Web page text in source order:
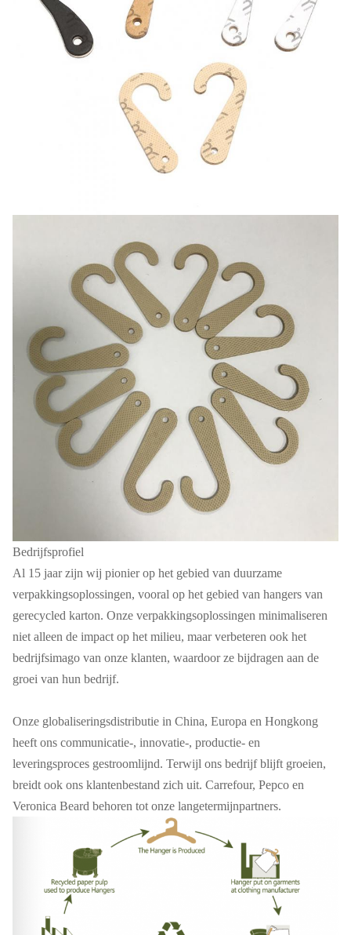
Bedrijfsprofiel
Al 15 jaar zijn wij pionier op het gebied van duurzame
verpakkingsoplossingen, vooral op het gebied van hangers van
gerecycled karton. Onze verpakkingsoplossingen minimaliseren
niet alleen de impact op het milieu, maar verbeteren ook het
bedrijfsimago van onze klanten, waardoor ze bijdragen aan de
groei van hun bedrijf.
Onze globaliseringsdistributie in China, Europa en Hongkong
heeft ons communicatie-, innovatie-, productie- en
leveringsproces gestroomlijnd. Terwijl ons bedrijf blijft groeien,
breidt ook ons ​​klantenbestand zich uit. Carrefour, Pepco en
Veronica Beard behoren tot onze langetermijnpartners.